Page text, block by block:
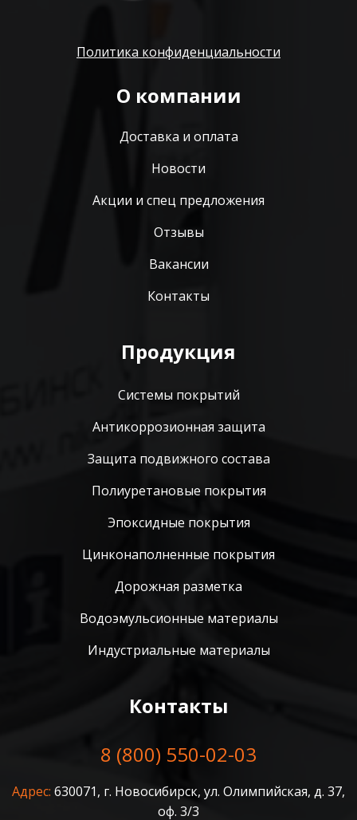
Политика конфиденциальности
О компании
Доставка и оплата
Новости
Акции и спец предложения
Отзывы
Вакансии
Контакты
Продукция
Системы покрытий
Антикоррозионная защита
Защита подвижного состава
Полиуретановые покрытия
Эпоксидные покрытия
Цинконаполненные покрытия
Дорожная разметка
Водоэмульсионные материалы
Индустриальные материалы
Контакты
8 (800) 550-02-03
Адрес: 630071, г. Новосибирск, ул. Олимпийская, д. 37,
оф. 3/3